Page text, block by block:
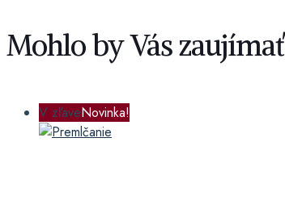
Mohlo by Vás zaujímať
V zľaveNovinka!